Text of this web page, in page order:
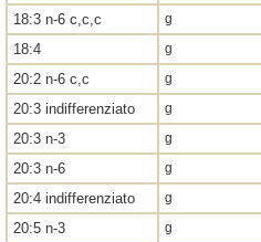
18:3 n-6 c,c,c g
18:4 g
20:2 n-6 c,c g
20:3 indifferenziato g
20:3 n-3 g
20:3 n-6 g
20:4 indifferenziato g
20:5 n-3 g